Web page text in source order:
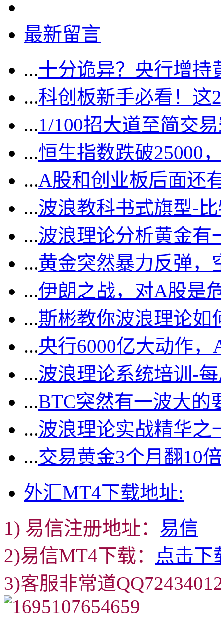
最新留言
...十分诡异？央行增持
...科创板新手必看！这
...1/100招大道至简交
...恒生指数跌破25000
...A股和创业板后面还
...波浪教科书式旗型-
...波浪理论分析黄金有
...黄金突然暴力反弹，
...伊朗之战，对A股是
...斯彬教你波浪理论如
...央行6000亿大动作
...波浪理论系统培训-
...BTC突然有一波大的
...波浪理论实战精华
...交易黄金3个月翻10
外汇MT4下载地址:
1) 易信注册地址： 易信
2)易信MT4下载：
点击下
3)客服非常道